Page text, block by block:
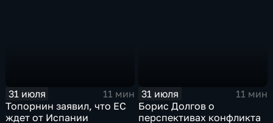
31 июля
11 мин
Топорнин заявил, что ЕС
ждет от Испании
31 июля
11 мин
Борис Долгов о
перспективах конфликта